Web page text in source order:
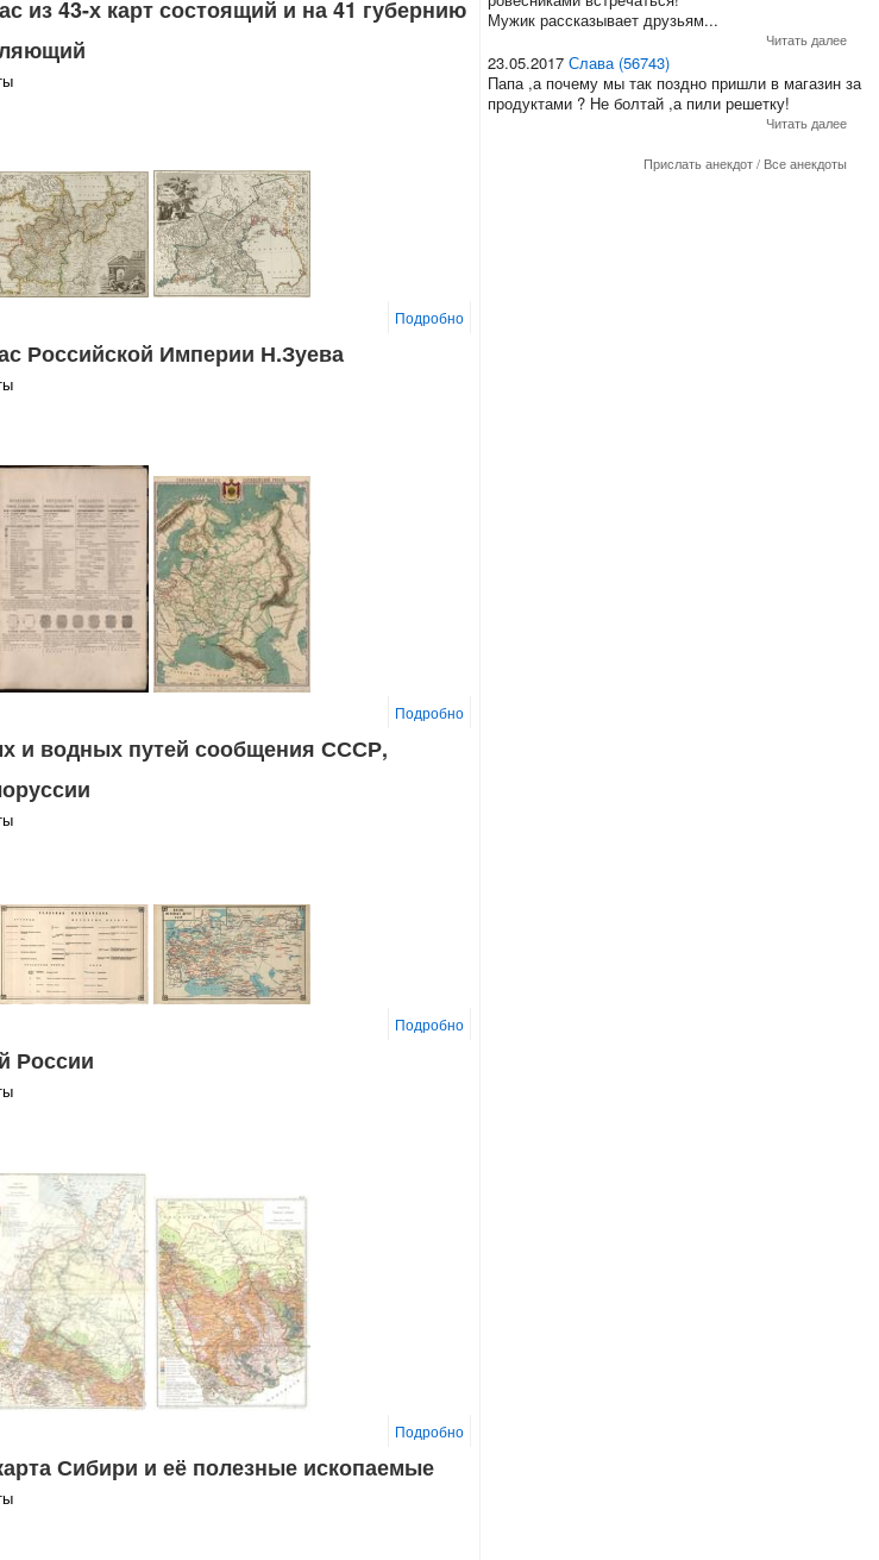
из 43-х карт состоящий и на 41 губернию
Подробно
Российской Империи Н.Зуева
Подробно
и водных путей сообщения СССР,
Подробно
России
Подробно
Сибири и её полезные ископаемые
Мужик рассказывает друзьям...
Читать далее
23.05.2017 Слава (56743)
Папа ,а почему мы так поздно пришли в магазин за
продуктами ? Не болтай ,а пили решетку!
Читать далее
Прислать анекдот/ Все анекдоты